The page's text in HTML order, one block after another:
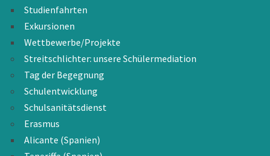
Studienfahrten
Exkursionen
Wettbewerbe/Projekte
Streitschlichter: unsere Schülermediation
Tag der Begegnung
Schulentwicklung
Schulsanitätsdienst
Erasmus
Alicante (Spanien)